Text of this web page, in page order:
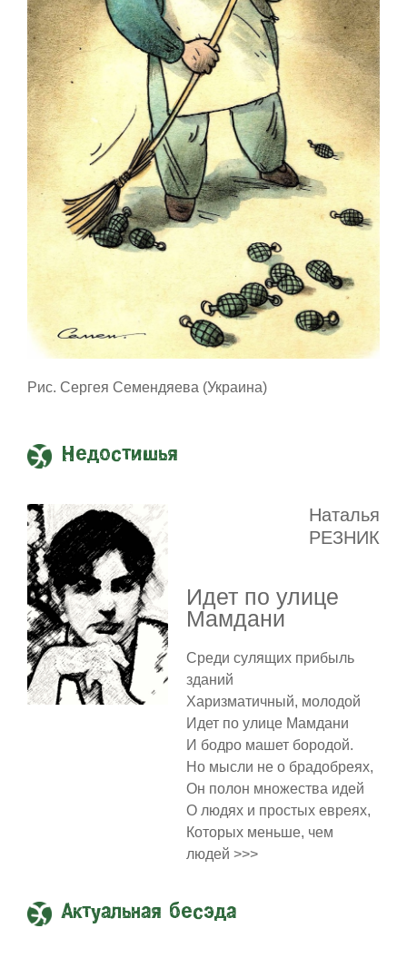
Рис. Сергея Семендяева (Украина)
Недостишья
Наталья
РЕЗНИК
Идет по улице
Мамдани
Среди сулящих прибыль
зданий
Харизматичный, молодой
Идет по улице Мамдани
И бодро машет бородой.
Но мысли не о брадобреях,
Он полон множества идей
О людях и простых евреях,
Которых меньше, чем
людей >>>
Актуальная бесэда